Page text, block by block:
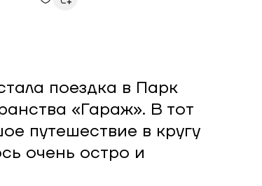
поездка в Парк
«Гараж». В тот
путешествие в кругу
очень остро и